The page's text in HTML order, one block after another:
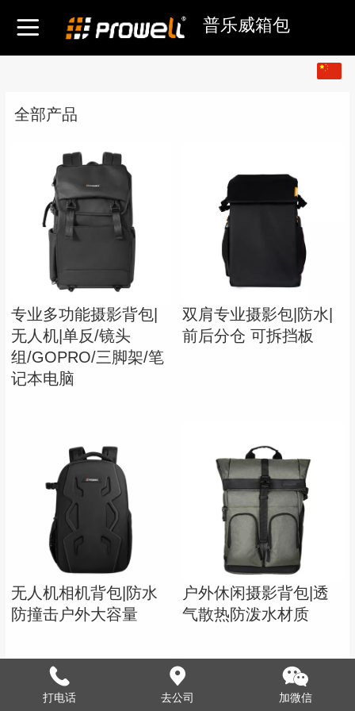
普乐威箱包
全部产品
专业多功能摄影背包|
无人机|单反/镜头
组/GOPRO/三脚架/笔
记本电脑
双肩专业摄影包|防水|
前后分仓 可拆挡板
无人机相机背包|防水
防撞击户外大容量
户外休闲摄影背包|透
气散热防泼水材质
打电话 去公司 加微信